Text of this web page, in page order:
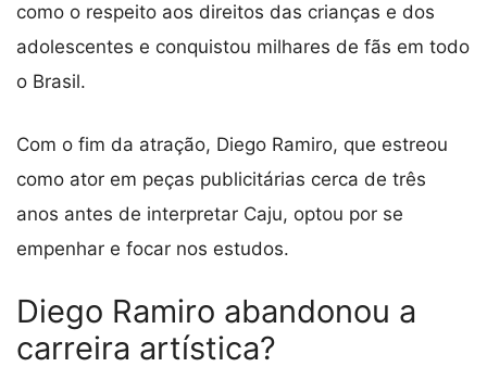
como o respeito aos direitos das crianças e dos
adolescentes e conquistou milhares de fãs em todo
o Brasil.
Com o fim da atração, Diego Ramiro, que estreou
como ator em peças publicitárias cerca de três
anos antes de interpretar Caju, optou por se
empenhar e focar nos estudos.
Diego Ramiro abandonou a
carreira artística?